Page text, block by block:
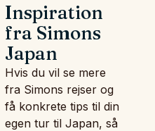
Inspiration
fra Simons
Japan
Hvis du vil se mere
fra Simons rejser og
få konkrete tips til din
egen tur til Japan, så